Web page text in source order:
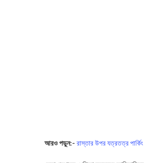
আরও পড়ুন:- রাস্তার উপর যত্রতত্র